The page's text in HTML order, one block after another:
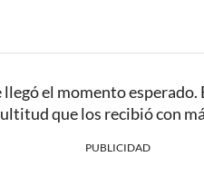
el momento
que los recibió con
PUBLICIDAD